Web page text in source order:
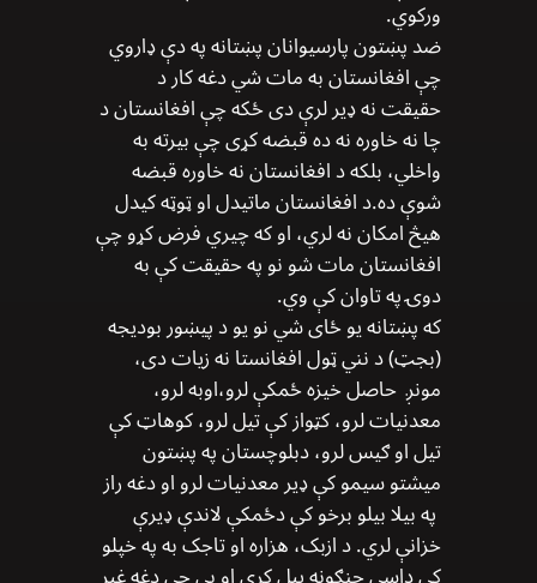
ورکوي.
ضد پښتون پارسیوانان پښتانه په دې ډاروي
چې افغانستان به مات شي دغه کار د
حقیقت نه ډیر لرې دی ځکه چې افغانستان د
چا نه خاوره نه ده قبضه کړی چې بیرته به
واخلي، بلکه د افغانستان نه خاوره قبضه
شوې ده.د افغانستان ماتیدل او ټوټه کیدل
هیڅ امکان نه لري، او که چیري فرض کړو چې
افغانستان مات شو نو په حقیقت کې به
دوۍ په تاوان کې وي.
که پښتانه یو ځای شي نو یو د پیښور بودیجه
(بجټ) د نني ټول افغانستا نه زیات دی،
مونږ حاصل خیزه ځمکې لرو،اوبه لرو،
معدنیات لرو، کټواز کې تیل لرو، کوهاټ کې
تیل او ګیس لرو، دبلوچستان په پښتون
میشتو سیمو کې ډیر معدنیات لرو او دغه راز
په بیلا بیلو برخو کې دځمکې لاندې ډيرې
خزانې لري. د ازبک، هزاره او تاجک به په خپلو